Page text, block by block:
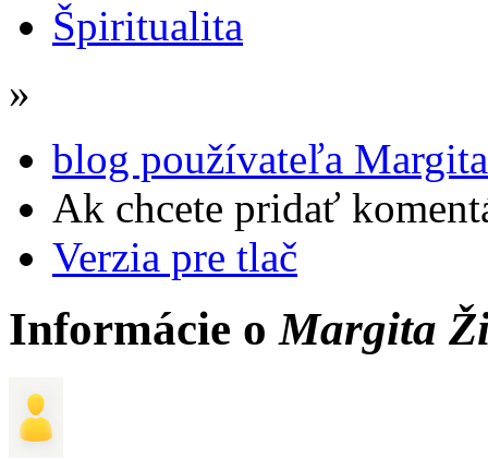
Špiritualita
»
blog používateľa
Ak chcete pridať
Verzia pre tlač
Informácie oMargita